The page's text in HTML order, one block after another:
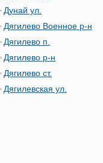
Дунай ул.
Дягилево Военное р-н
Дягилево п.
Дягилево р-н
Дягилево ст.
Дягилевская ул.